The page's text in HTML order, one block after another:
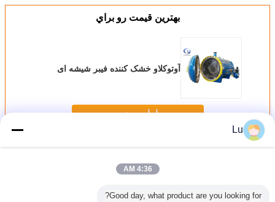
بهترين قيمت رو براي
آوتوکلاو خشک کننده فیبر شیشه ای
ادامه هید
بیشاتوکلاو کامپوزیت
Lu
4:36 AM
Good day, what product are you looking for?